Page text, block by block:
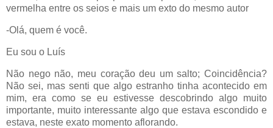
vermelha entre os seios e mais um exto do mesmo autor
-Olá, quem é você.
Eu sou o Luís
Não nego não, meu coração deu um salto; Coincidência?
Não sei, mas senti que algo estranho tinha acontecido em
mim, era como se eu estivesse descobrindo algo muito
importante, muito interessante algo que estava escondido e
estava, neste exato momento aflorando.